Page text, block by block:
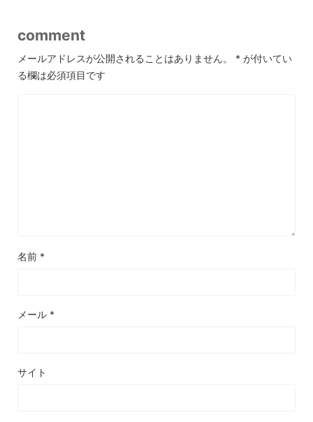
comment
メールアドレスが公開されることはありません。 * が付いてい
る欄は必須項目です
名前 *
メール *
サイト